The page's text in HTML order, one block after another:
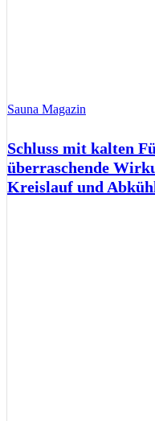
Sauna Magazin
Schluss mit kalten
überraschende
Kreislauf und